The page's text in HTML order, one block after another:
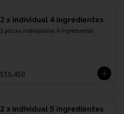
2 x individual 4 ingredientes
2 pizzas individuales 4 ingredientes
$15.450
2 x individual 5 ingredientes